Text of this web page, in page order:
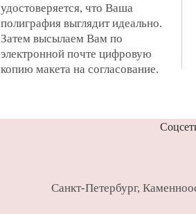
удостоверяется, что Ваша
полиграфия выглядит идеально.
Затем высылаем Вам по
электронной почте цифровую
копию макета на согласование.
Санкт-Петербург,